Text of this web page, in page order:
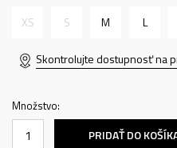
XS S M L
Skontrolujte dostupnosť na
Množstvo:
PRIDAŤ DO